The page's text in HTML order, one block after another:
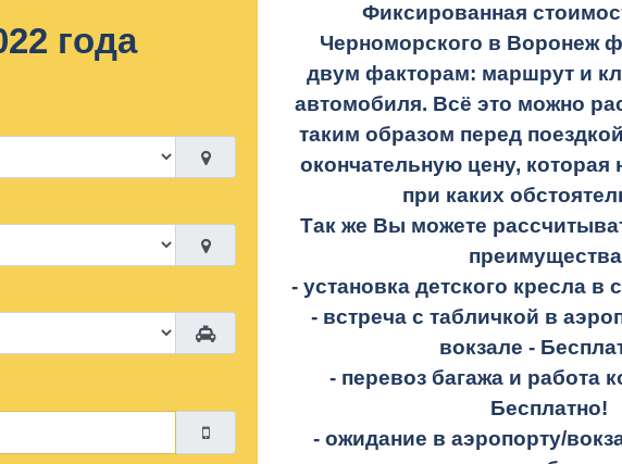
года
Фиксированная
Черноморского в Воронеж
двум факторам: маршрут и
автомобиля. Всё это можно
таким образом перед
окончательную цену, которая
при каких
Так же Вы можете
- установка детского кресла в
- встреча с табличкой в
вокзале -
- перевоз багажа и работа
Бесплатно!
- ожидание в аэропорту/